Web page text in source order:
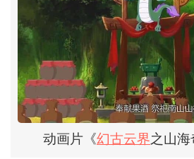
动画片《幻古云界之山